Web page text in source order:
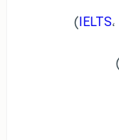
IELTS، )